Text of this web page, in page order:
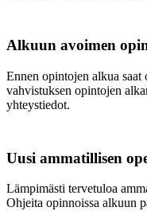
Alkuun avoimen
Ennen opintojen alkua saat
vahvistuksen opintojen
yhteystiedot.
Uusi ammatillisen
Lämpimästi tervetuloa
Ohjeita opinnoissa alkuun